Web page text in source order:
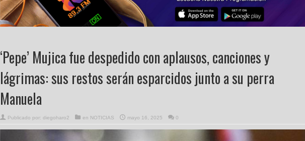
‘Pepe’ Mujica fue despedido con aplausos, canciones y
lágrimas: sus restos serán esparcidos junto a su perra
Manuela
Publicado por: diegoharo2 en NOTICIAS mayo 16, 2025 0